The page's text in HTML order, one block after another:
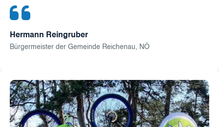
Hermann Reingruber
Bürgermeister der Gemeinde Reichenau, NÖ